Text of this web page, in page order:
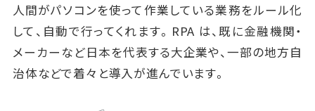
人間がパソコンを使って作業している業務をルール化
して、自動で行ってくれます。RPA は、既に金融機関・
メーカーなど日本を代表する大企業や、一部の地方自
治体などで着々と導入が進んでいます。